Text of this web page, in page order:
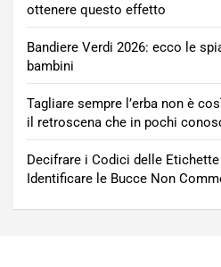
ottenere questo effetto
Bandiere Verdi 2026: ecco le
bambini
Tagliare sempre l’erba non è
il retroscena che in pochi
Decifrare i Codici delle
Identificare le Bucce Non